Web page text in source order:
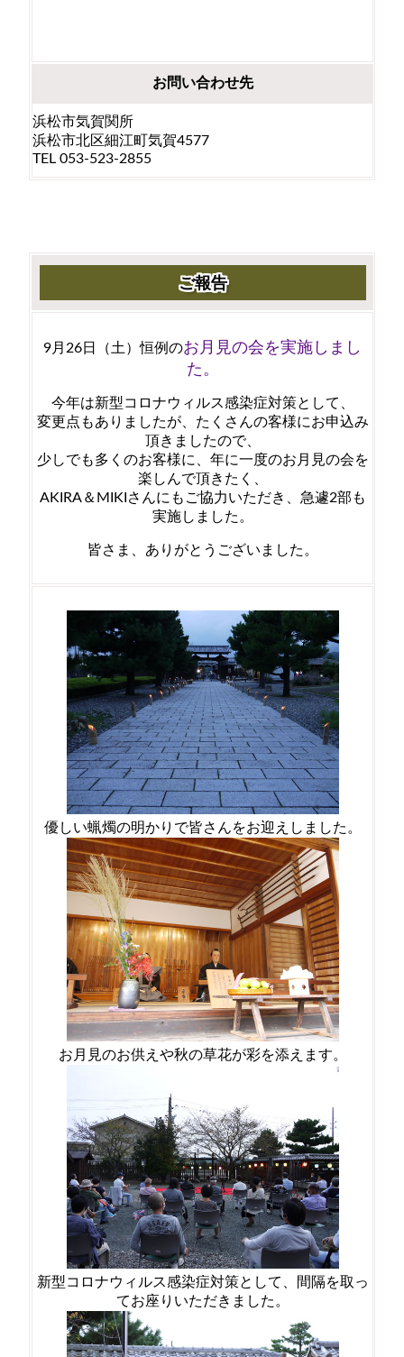
お問い合わせ先
浜松市気賀関所
浜松市北区細江町気賀4577
TEL 053-523-2855
ご報告
9月26日（土）恒例のお月見の会を実施しまし
た。
今年は新型コロナウィルス感染症対策として、
変更点もありましたが、たくさんの客様にお申込み
頂きましたので、
少しでも多くのお客様に、年に一度のお月見の会を
楽しんで頂きたく、
AKIRA＆MIKIさんにもご協力いただき、急遽2部も
実施しました。
皆さま、ありがとうございました。
優しい蝋燭の明かりで皆さんをお迎えしました。
お月見のお供えや秋の草花が彩を添えます。
新型コロナウィルス感染症対策として、間隔を取っ
てお座りいただきました。